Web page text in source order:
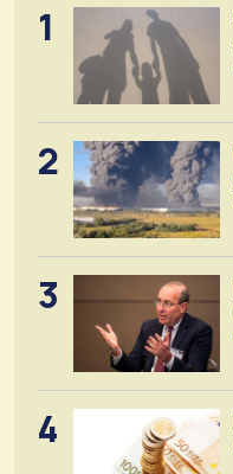
1
2
3
4